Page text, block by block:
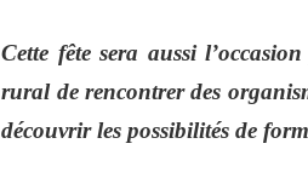
Cette fête sera aussi
rural de rencontrer des
découvrir les possibilités de